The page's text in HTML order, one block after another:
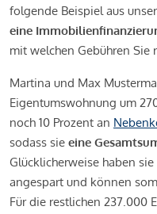
folgende Beispiel aus
eine
mit welchen Gebühren Sie
Martina und Max
Eigentumswohnung um
noch 10 Prozent an
sodass sie eine
Glücklicherweise haben
angespart und können
Für die restlichen 237.000